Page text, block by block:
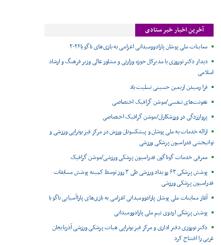
آخرین اخبار خبر ستادی
معاینات ملی پوشان پارادوومیدانی اعزامی به بازی‌های ناگویا۲۰۲۶
دیدار دکتر نوروزی با مدیرکل حوزه وزارتی و مشاور عالی وزیر فرهنگ و ارشاد
اسلامی
فرا رسیدن اربعین حسینی تسلیت باد
عفونت‌های تنفسی/موشن گرافیک اختصاصی
پرواززدگی در ورزشکاران/موشن گرافیک اختصاصی
ارائه خدمات به ملی پوشان و پیشکسوتان ورزش در مرکز فیزیوتراپی ورزشی و
توانبخشی فدراسیون پزشکی ورزشی
معرفی خدمات گوناگون فدراسیون پزشکی ورزشی/موشن گرافیک
پوشش پزشکی ۶۳ رویداد ورزشی طی ۳ روز توسط کمیته پوشش مسابقات
فدراسیون پزشکی ورزشی
آغاز معاینات ملی پوشان پارادوومیدانی اعزامی به بازی‌های پاراآسیایی ناگویا
پوشش پزشکی اردوی تیم ملی پارادوومیدانی
دکتر نوروزی دفتر اداری و مرکز فیزیوتراپی هیات پزشکی ورزشی آذربایجان
غربی را افتتاح کرد